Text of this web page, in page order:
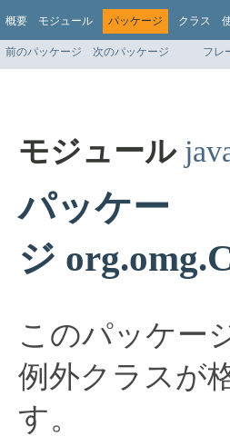
概要 モジュール パッケージ クラス
前のパッケージ 次のパッケージ フレ
モジュール
パッケー
ジ
このパッケー
例外クラスが
す。